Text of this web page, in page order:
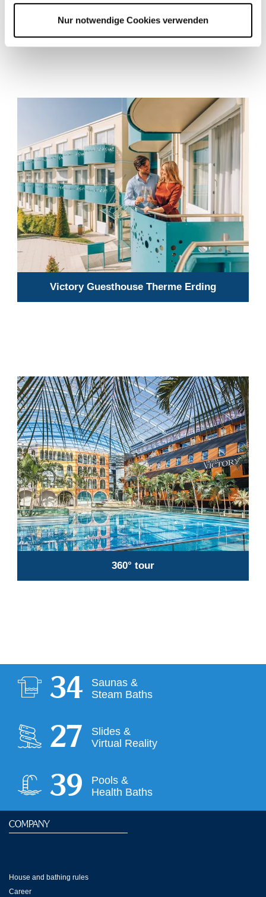
Nur notwendige Cookies verwenden
Hotel Gift Vouchers
Victory Guesthouse Therme Erding
360° tour
35
Saunas &
Steam Baths
28
Slides &
Virtual Reality
40
Pools &
Health Baths
COMPANY
House and bathing rules
Career